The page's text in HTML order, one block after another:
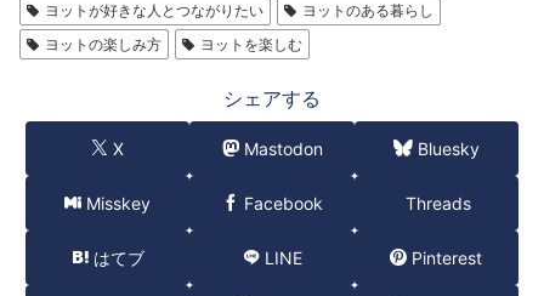
ヨットが好きな人とつながりたい
ヨットのある暮らし
ヨットの楽しみ方
ヨットを楽しむ
シェアする
X Mastodon Bluesky
Misskey Facebook Threads
はてブ LINE Pinterest